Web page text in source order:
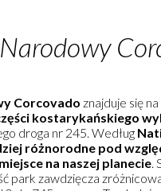
Corcovado znajduje się na
kostarykańskiego
droga nr 245. Według
różnorodne pod
na naszej planecie
park zawdzięcza